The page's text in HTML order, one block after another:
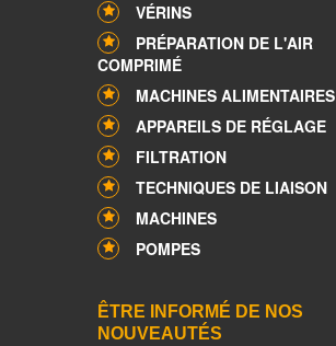
VÉRINS
PRÉPARATION DE L'AIR
COMPRIMÉ
MACHINES ALIMENTAIRES
APPAREILS DE RÉGLAGE
FILTRATION
TECHNIQUES DE LIAISON
MACHINES
POMPES
ÊTRE INFORMÉ DE NOS
NOUVEAUTÉS